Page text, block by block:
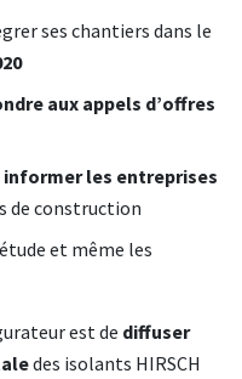
ses chantiers dans le
aux appels d’offres
informer les entreprises
de construction
et même les
est de diffuser
des isolants HIRSCH